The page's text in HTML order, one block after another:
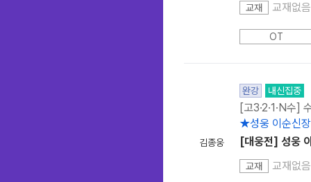
교재 교재없음
OT
김종웅
완강 내신집중
[고3·2·1·N수]
★성웅 이순신
[대웅전] 성웅
교재 교재없음